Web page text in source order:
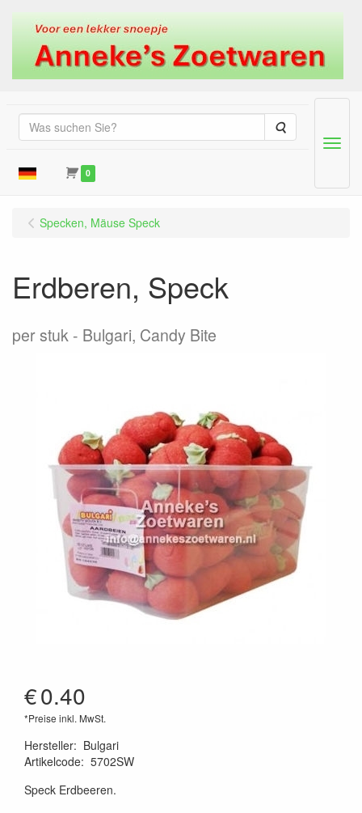
Suche
0
Menu
Specken, Mäuse Speck
Erdberen, Speck
per stuk Bulgari, Candy Bite
€0.40
*Preise inkl. MwSt.
Hersteller: Bulgari
Artikelcode: 5702SW
Speck Erdbeeren.